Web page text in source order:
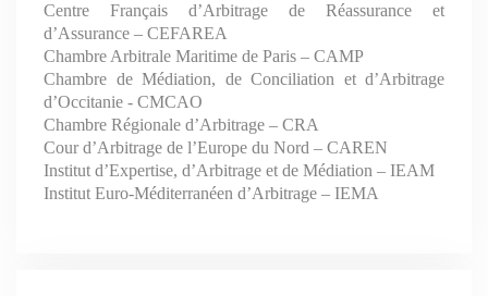
Centre Français d’Arbitrage de Réassurance et
d’Assurance – CEFAREA
Chambre Arbitrale Maritime de Paris – CAMP
Chambre de Médiation, de Conciliation et d’Arbitrage
d’Occitanie - CMCAO
Chambre Régionale d’Arbitrage – CRA
Cour d’Arbitrage de l’Europe du Nord – CAREN
Institut d’Expertise, d’Arbitrage et de Médiation – IEAM
Institut Euro-Méditerranéen d’Arbitrage – IEMA